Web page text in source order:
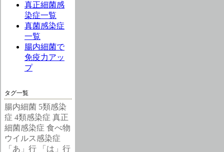
真正細菌感
染症一覧
真菌感染症
一覧
腸内細菌で
免疫力アッ
プ
タグ一覧
腸内細菌 5類感染
症 4類感染症 真正
細菌感染症 食べ物
ウイルス感染症
「あ」行
「は」行